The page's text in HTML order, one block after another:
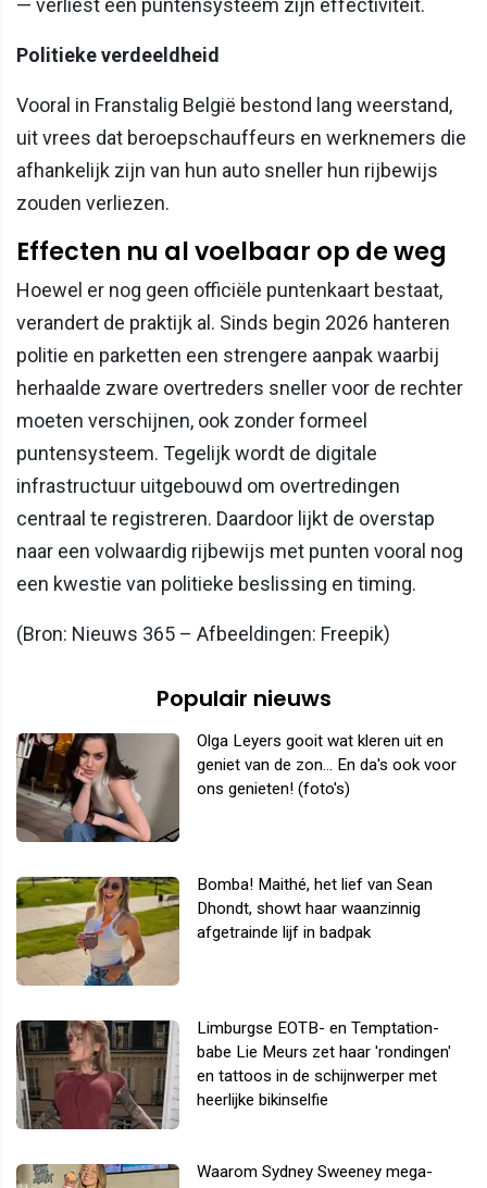
— verliest een puntensysteem zijn effectiviteit.
Politieke verdeeldheid
Vooral in Franstalig België bestond lang weerstand,
uit vrees dat beroepschauffeurs en werknemers die
afhankelijk zijn van hun auto sneller hun rijbewijs
zouden verliezen.
Effecten nu al voelbaar op de weg
Hoewel er nog geen officiële puntenkaart bestaat,
verandert de praktijk al. Sinds begin 2026 hanteren
politie en parketten een strengere aanpak waarbij
herhaalde zware overtreders sneller voor de rechter
moeten verschijnen, ook zonder formeel
puntensysteem. Tegelijk wordt de digitale
infrastructuur uitgebouwd om overtredingen
centraal te registreren. Daardoor lijkt de overstap
naar een volwaardig rijbewijs met punten vooral nog
een kwestie van politieke beslissing en timing.
(Bron: Nieuws 365 – Afbeeldingen: Freepik)
Populair nieuws
Olga Leyers gooit wat kleren uit en
geniet van de zon... En da's ook voor
ons genieten! (foto's)
Bomba! Maithé, het lief van Sean
Dhondt, showt haar waanzinnig
afgetrainde lijf in badpak
Limburgse EOTB- en Temptation-
babe Lie Meurs zet haar 'rondingen'
en tattoos in de schijnwerper met
heerlijke bikinselfie
Waarom Sydney Sweeney mega-